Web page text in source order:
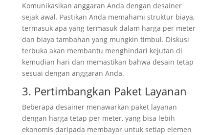
Komunikasikan anggaran Anda dengan desainer
sejak awal. Pastikan Anda memahami struktur biaya,
termasuk apa yang termasuk dalam harga per meter
dan biaya tambahan yang mungkin timbul. Diskusi
terbuka akan membantu menghindari kejutan di
kemudian hari dan memastikan bahwa desain tetap
sesuai dengan anggaran Anda.
3. Pertimbangkan Paket Layanan
Beberapa desainer menawarkan paket layanan
dengan harga tetap per meter, yang bisa lebih
ekonomis daripada membayar untuk setiap elemen